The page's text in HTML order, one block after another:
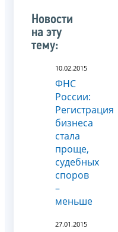
Новости
на эту
тему:
10.02.2015
ФНС
России:
Регистрация
бизнеса
стала
проще,
судебных
споров
–
меньше
27.01.2015